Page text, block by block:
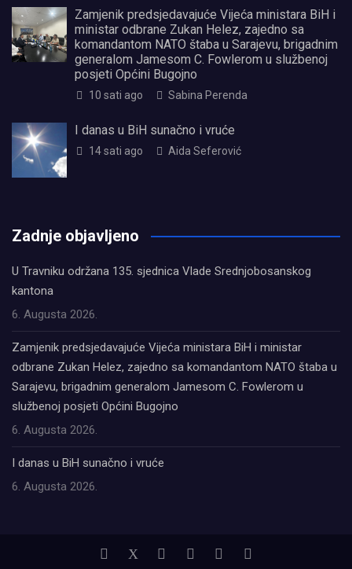
Zamjenik predsjedavajuće Vijeća ministara BiH i
ministar odbrane Zukan Helez, zajedno sa
komandantom NATO štaba u Sarajevu, brigadnim
generalom Jamesom C. Fowlerom u službenoj
posjeti Općini Bugojno
10 sati ago Sabina Perenda
I danas u BiH sunačno i vruće
14 sati ago Aida Seferović
Zadnje objavljeno
U Travniku održana 135. sjednica Vlade Srednjobosanskog
kantona
6. Augusta 2026.
Zamjenik predsjedavajuće Vijeća ministara BiH i ministar
odbrane Zukan Helez, zajedno sa komandantom NATO štaba u
Sarajevu, brigadnim generalom Jamesom C. Fowlerom u
službenoj posjeti Općini Bugojno
6. Augusta 2026.
I danas u BiH sunačno i vruće
6. Augusta 2026.